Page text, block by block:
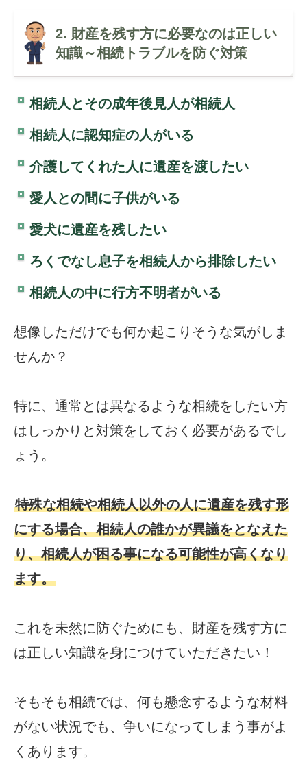
2. 財産を残す方に必要なのは正しい
知識～相続トラブルを防ぐ対策
相続人とその成年後見人が相続人
相続人に認知症の人がいる
介護してくれた人に遺産を渡したい
愛人との間に子供がいる
愛犬に遺産を残したい
ろくでなし息子を相続人から排除したい
相続人の中に行方不明者がいる
想像しただけでも何か起こりそうな気がしま
せんか？
特に、通常とは異なるような相続をしたい方
はしっかりと対策をしておく必要があるでし
ょう。
特殊な相続や相続人以外の人に遺産を残す形
にする場合、相続人の誰かが異議をとなえた
り、相続人が困る事になる可能性が高くなり
ます。
これを未然に防ぐためにも、財産を残す方に
は正しい知識を身につけていただきたい！
そもそも相続では、何も懸念するような材料
がない状況でも、争いになってしまう事がよ
くあります。